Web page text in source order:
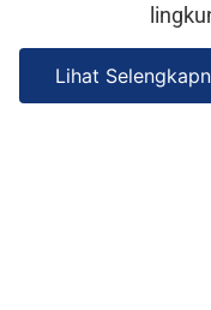
Lihat